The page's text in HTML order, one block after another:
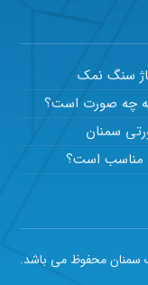
سنگ نمک
چه صورت است؟
سمنان
مناسب است؟
سمنان محفوظ می باشد.